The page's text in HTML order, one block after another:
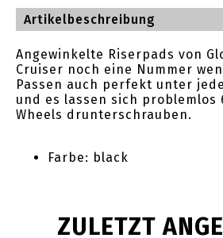
Artikelbeschreibung
Angewinkelte Riserpads von
Cruiser noch eine Nummer
Passen auch perfekt unter
und es lassen sich problemlos
Wheels drunterschrauben.
Farbe: black
ZULETZT